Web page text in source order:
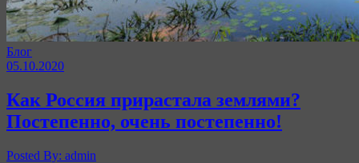
Блог
05.10.2020
Как Россия прирастала землями?
Постепенно, очень постепенно!
Posted By: admin